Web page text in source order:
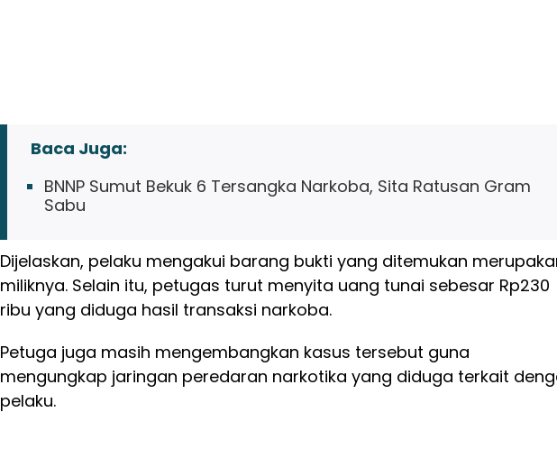
Baca Juga:
BNNP Sumut Bekuk 6 Tersangka Narkoba, Sita Ratusan Gram
Sabu
Dijelaskan, pelaku mengakui barang bukti yang ditemukan
miliknya. Selain itu, petugas turut menyita uang tunai sebesar Rp230
ribu yang diduga hasil transaksi narkoba.
Petuga juga masih mengembangkan kasus tersebut guna
mengungkap jaringan peredaran narkotika yang diduga terkait
pelaku.